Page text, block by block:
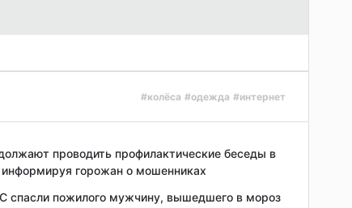
#колёса #одежда #интернет
проводить профилактические беседы в
информируя горожан о мошенниках
спасли пожилого мужчину, вышедшего в мороз